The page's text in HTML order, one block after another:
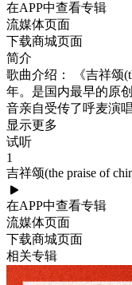
在APP中查看专辑
流媒体页面
下载商城页面
简介
歌曲介绍： 《吉祥颂
年。是国内最早的原
音亲自受传了呼麦演
显示更多
试听
1
吉祥颂(the praise of
在APP中查看专辑
流媒体页面
下载商城页面
相关专辑